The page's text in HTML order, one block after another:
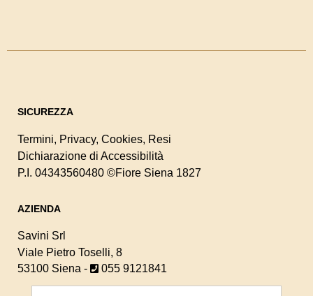
SICUREZZA
Termini, Privacy, Cookies, Resi
Dichiarazione di Accessibilità
P.I. 04343560480 ©Fiore Siena 1827
AZIENDA
Savini Srl
Viale Pietro Toselli, 8
53100 Siena -
055 9121841